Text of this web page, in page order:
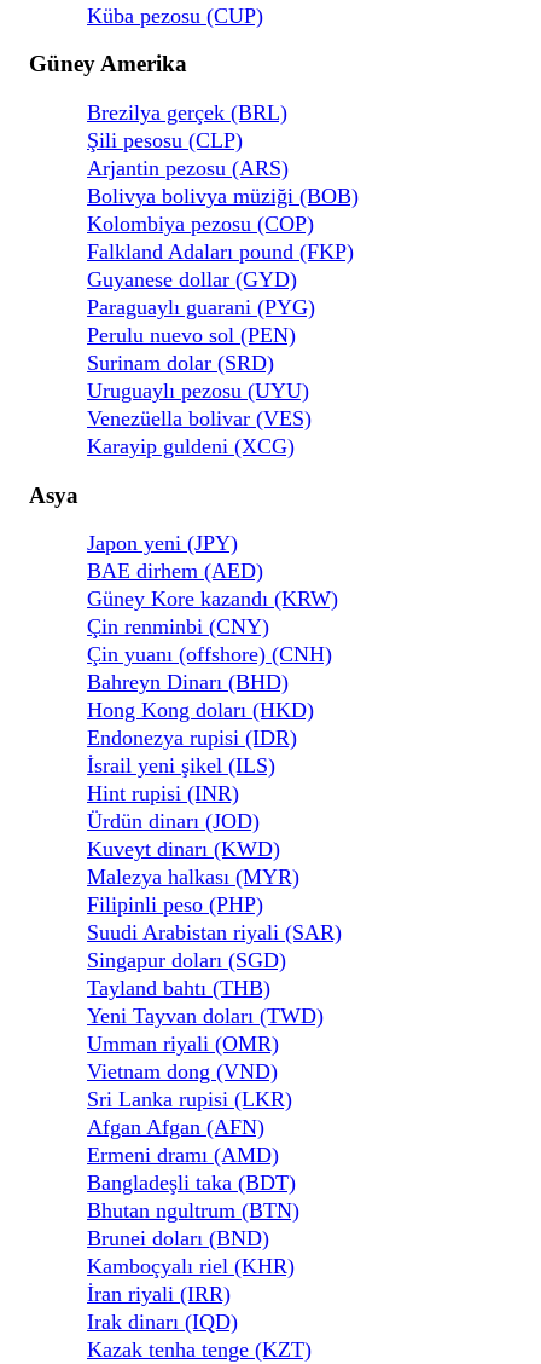
Küba pezosu (CUP)
Güney Amerika
Brezilya gerçek (BRL)
Şili pesosu (CLP)
Arjantin pezosu (ARS)
Bolivya bolivya müziği (BOB)
Kolombiya pezosu (COP)
Falkland Adaları pound (FKP)
Guyanese dollar (GYD)
Paraguaylı guarani (PYG)
Perulu nuevo sol (PEN)
Surinam dolar (SRD)
Uruguaylı pezosu (UYU)
Venezüella bolivar (VES)
Karayip guldeni (XCG)
Asya
Japon yeni (JPY)
BAE dirhem (AED)
Güney Kore kazandı (KRW)
Çin renminbi (CNY)
Çin yuanı (offshore) (CNH)
Bahreyn Dinarı (BHD)
Hong Kong doları (HKD)
Endonezya rupisi (IDR)
İsrail yeni şikel (ILS)
Hint rupisi (INR)
Ürdün dinarı (JOD)
Kuveyt dinarı (KWD)
Malezya halkası (MYR)
Filipinli peso (PHP)
Suudi Arabistan riyali (SAR)
Singapur doları (SGD)
Tayland bahtı (THB)
Yeni Tayvan doları (TWD)
Umman riyali (OMR)
Vietnam dong (VND)
Sri Lanka rupisi (LKR)
Afgan Afgan (AFN)
Ermeni dramı (AMD)
Bangladeşli taka (BDT)
Bhutan ngultrum (BTN)
Brunei doları (BND)
Kamboçyalı riel (KHR)
İran riyali (IRR)
Irak dinarı (IQD)
Kazak tenha tenge (KZT)